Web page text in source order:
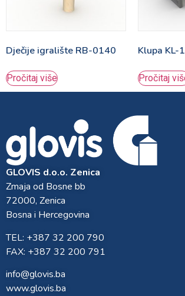
Dječije igralište RB-0140
Pročitaj više
Klupa KL-
Pročitaj
GLOVIS d.o.o. Zenica
Zmaja od Bosne bb
72000, Zenica
Bosna i Hercegovina
TEL: +387 32 200 790
FAX: +387 32 200 791
info@glovis.ba
www.glovis.ba